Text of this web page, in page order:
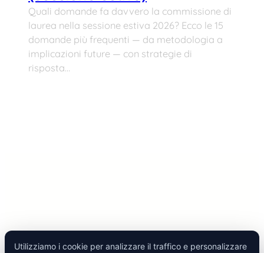
Quali domande fa davvero la commissione di
laurea nella sessione estiva 2026? Ecco le 15
domande più frequenti — da metodologia a
implicazioni future — con strategie di
risposta…
Utilizziamo i cookie per analizzare il traffico e personalizzare